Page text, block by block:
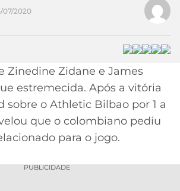
07/2020
Zinedine Zidane e James
estremecida. Após a vitória
sobre o Athletic Bilbao por 1 a
que o colombiano pediu
para o jogo.
PUBLICIDADE